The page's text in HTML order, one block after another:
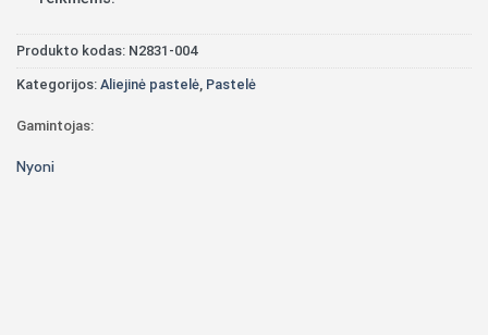
Produkto kodas: N2831-004
Kategorijos: Aliejinė pastelė, Pastelė
Gamintojas:
Nyoni